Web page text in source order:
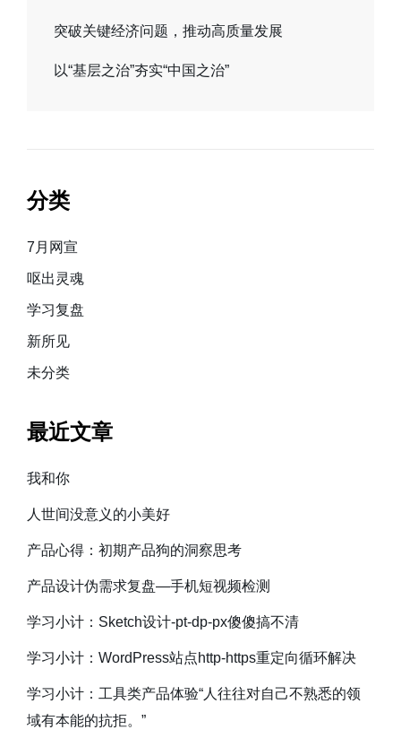
突破关键经济问题，推动高质量发展
以“基层之治”夯实“中国之治”
分类
7月网宣
呕出灵魂
学习复盘
新所见
未分类
最近文章
我和你
人世间没意义的小美好
产品心得：初期产品狗的洞察思考
产品设计伪需求复盘—手机短视频检测
学习小计：Sketch设计-pt-dp-px傻傻搞不清
学习小计：WordPress站点http-https重定向循环解决
学习小计：工具类产品体验“人往往对自己不熟悉的领
域有本能的抗拒。”